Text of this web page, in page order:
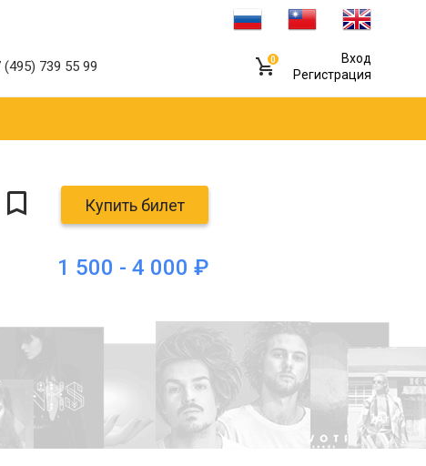
(495) 739 55 99 0
Вход
Регистрация
Купить билет
1 500 - 4 000 ₽
16+